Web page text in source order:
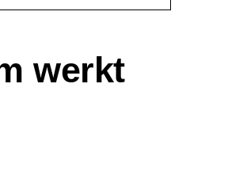
werkt